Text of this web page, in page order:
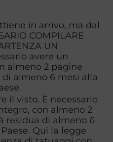
in arrivo, ma dal
COMPILARE
UN
avere un
almeno 2 pagine
almeno 6 mesi alla
il visto. È necessario
con almeno 2
residua di almeno 6
Qui la legge